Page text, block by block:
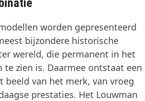
worden gepresenteerd
bijzondere historische
wereld, die permanent in het
te zien is. Daarmee ontstaat een
beeld van het merk, van vroeg
prestaties. Het Louwman